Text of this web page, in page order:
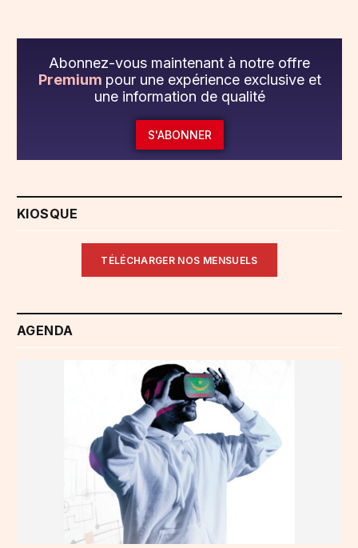
Abonnez-vous maintenant à notre offre
Premium pour une expérience exclusive et
une information de qualité
S'ABONNER
KIOSQUE
TÉLÉCHARGER NOS MENSUELS
AGENDA